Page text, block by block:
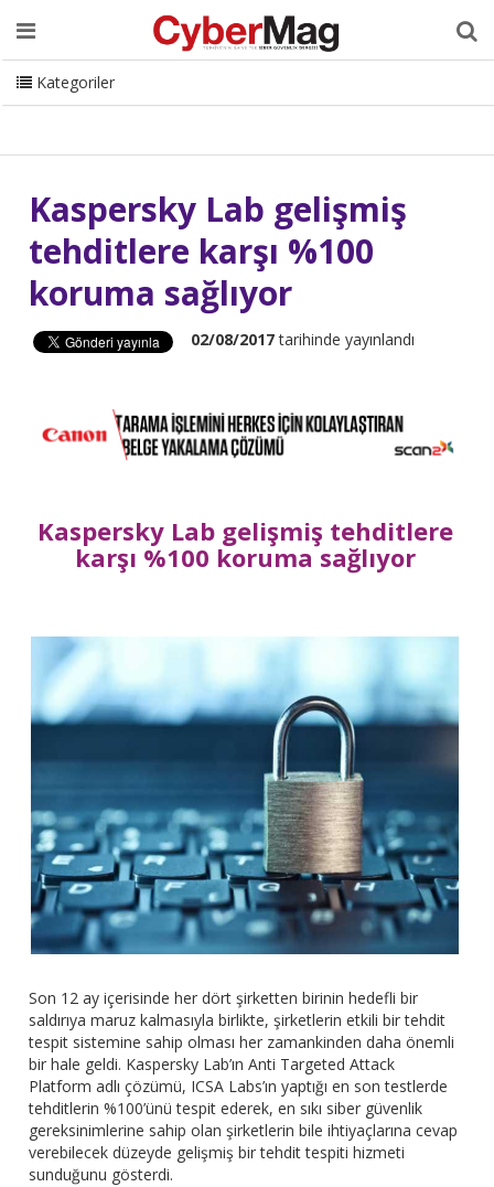
Ana Sayfa Hakkımızda Dergi Editörden
Danışmanlık
ISC Turkey Sizden Gelenler
İletişim
CyberMag Logo
Kategoriler
Kaspersky Lab gelişmiş
tehditlere karşı %100
koruma sağlıyor
02/08/2017tarihinde yayınlandı
Kaspersky Lab gelişmiş tehditlere
karşı %100 koruma sağlıyor
Son 12 ay içerisinde her dört şirketten birinin hedefli bir
saldırıya maruz kalmasıyla birlikte, şirketlerin etkili bir tehdit
tespit sistemine sahip olması her zamankinden daha önemli
bir hale geldi. Kaspersky Lab’ın Anti Targeted Attack
Platform adlı çözümü, ICSA Labs’ın yaptığı en son testlerde
tehditlerin %100’ünü tespit ederek, en sıkı siber güvenlik
gereksinimlerine sahip olan şirketlerin bile ihtiyaçlarına cevap
verebilecek düzeyde gelişmiş bir tehdit tespiti hizmeti
sunduğunu gösterdi.